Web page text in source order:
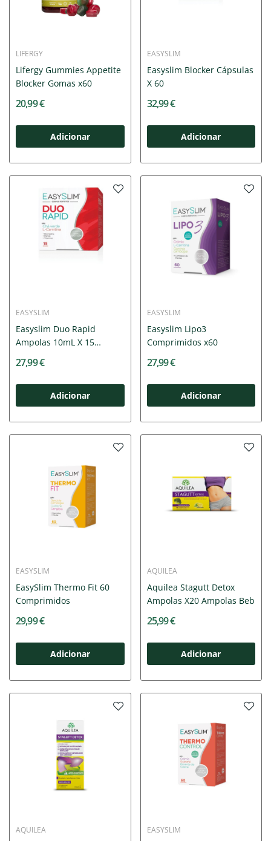
LIFERGY
Lifergy Gummies Appetite
Blocker Gomas x60
20,99 €
Adicionar
EASYSLIM
Easyslim Blocker Cápsulas
X 60
32,99 €
Adicionar
EASYSLIM
Easyslim Duo Rapid
Ampolas 10mL X 15
27,99 €
Adicionar
EASYSLIM
Easyslim Lipo3
Comprimidos x60
27,99 €
Adicionar
EASYSLIM
EasySlim Thermo Fit 60
Comprimidos
29,99 €
Adicionar
AQUILEA
Aquilea Stagutt Detox
Ampolas X20 Ampolas Beb
25,99 €
Adicionar
AQUILEA EASYSLIM